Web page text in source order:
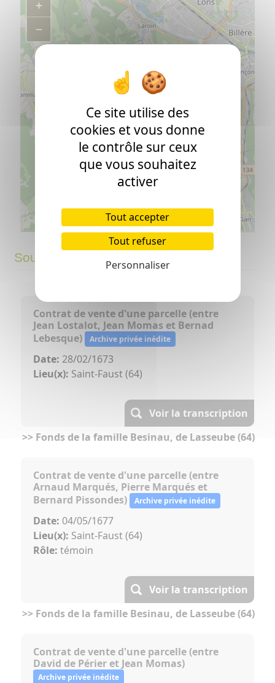
+
−
OpenStreetMapcontributors.
Sources
Contrat de vente d'une parcelle (entre
Jean Lostalot, Jean Momas et Bernad
Lebesque)
Archive privée inédite
Date: 28/02/1673
Lieu(x): Saint-Faust (64)
Voir la transcription
>> Fonds de la famille Besinau, de Lasseube (64)
Contrat de vente d'une parcelle (entre
Arnaud Marqués, Pierre Marqués et
Bernard Pissondes)
Archive privée inédite
Date: 04/05/1677
Lieu(x): Saint-Faust (64)
Rôle: témoin
Voir la transcription
>> Fonds de la famille Besinau, de Lasseube (64)
Contrat de vente d'une parcelle (entre
David de Périer et Jean Momas)
Archive privée inédite
Ce site utilise des
cookies et vous donne
le contrôle sur ceux
que vous souhaitez
activer
Tout accepter
Tout refuser
Personnaliser